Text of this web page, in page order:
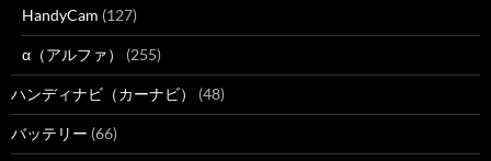
HandyCam (127)
α（アルファ） (255)
ハンディナビ（カーナビ） (48)
バッテリー (66)